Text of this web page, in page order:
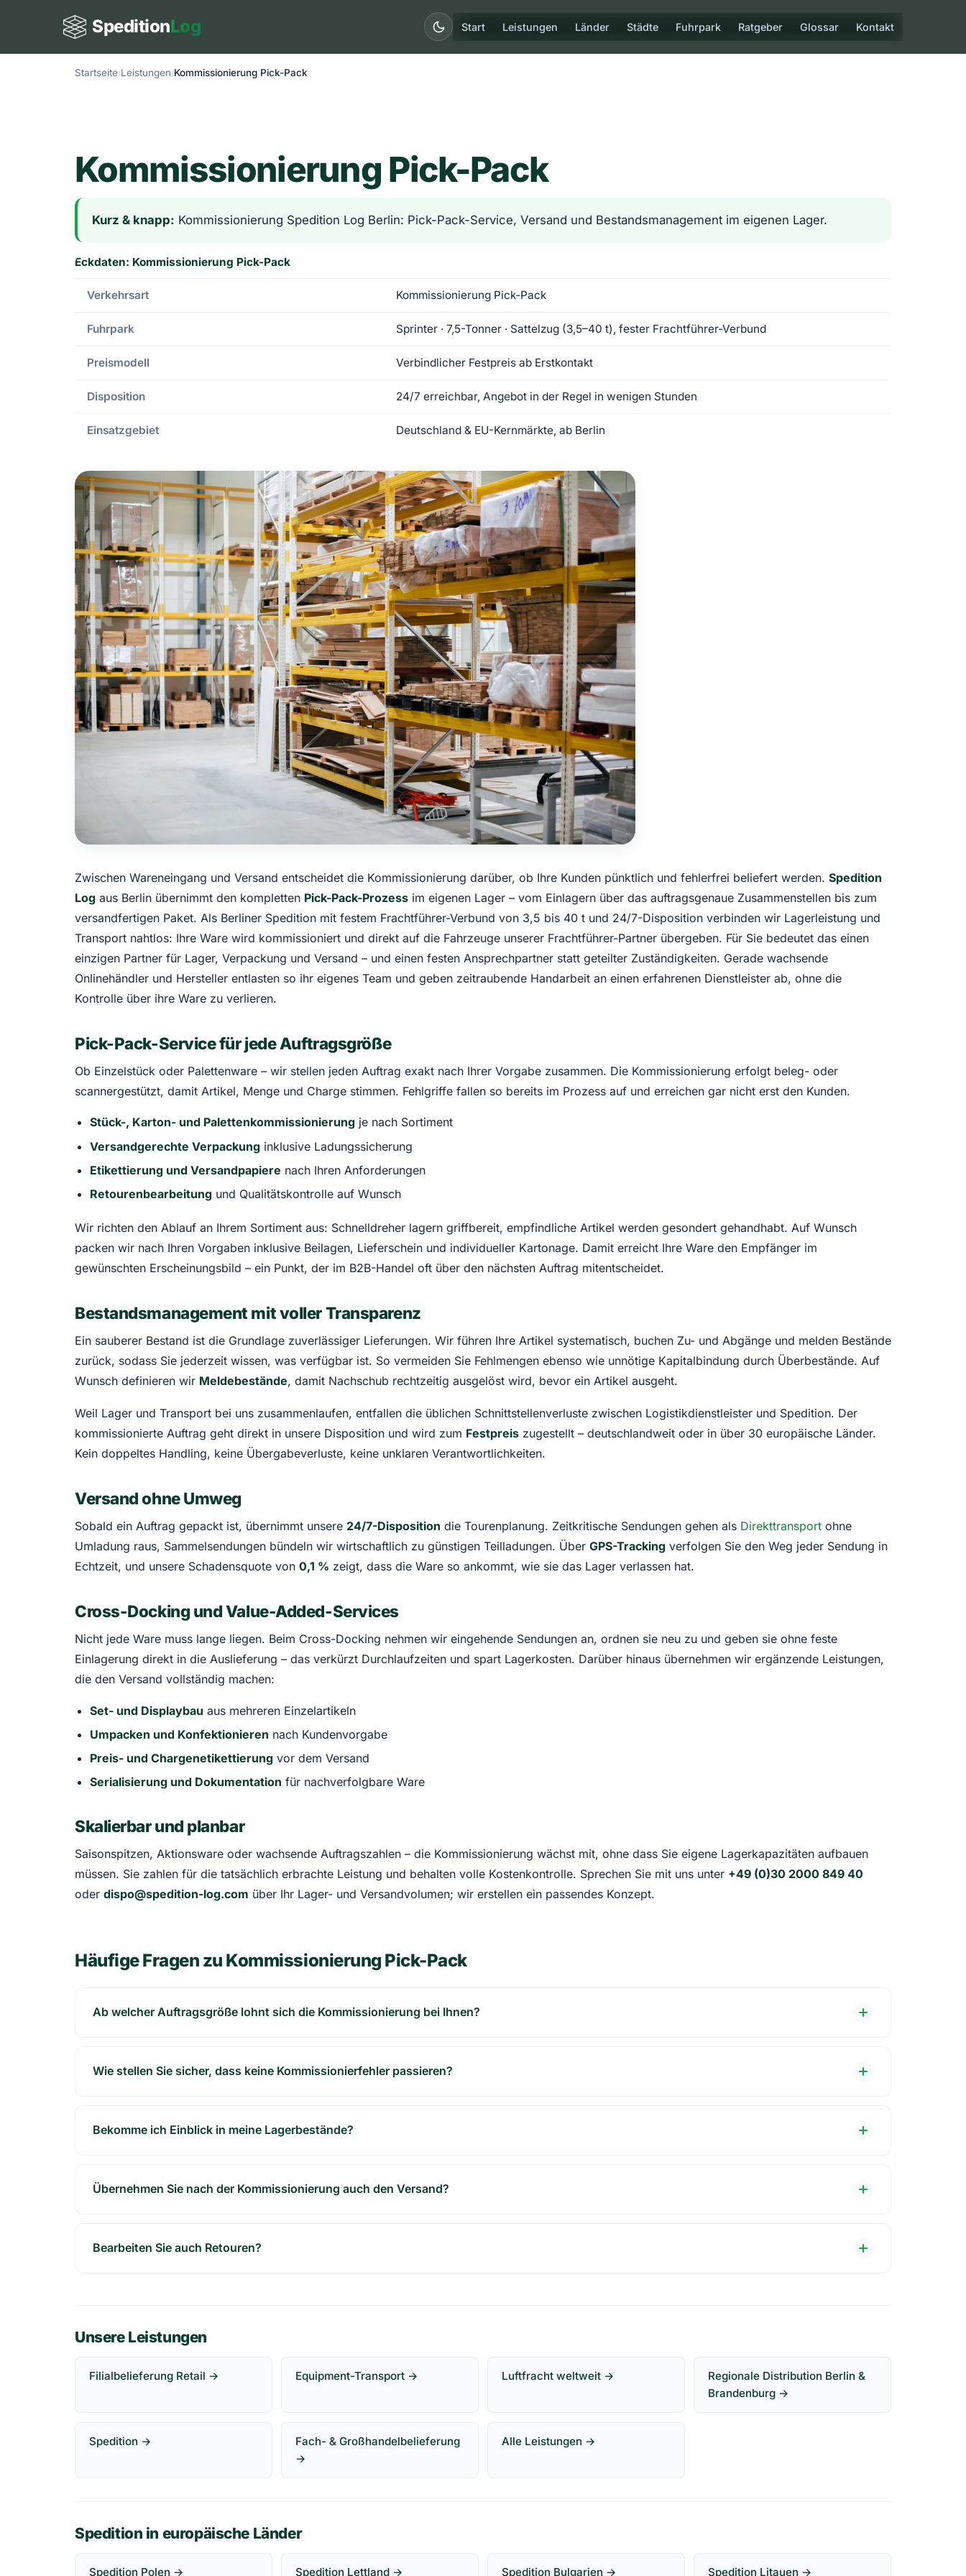
SpeditionLog Start Leistungen Länder Städte Fuhrpark Ratgeber Glossar Kontakt
Startseite Leistungen Kommissionierung Pick-Pack
Kommissionierung Pick-Pack
Kurz & knapp: Kommissionierung Spedition Log Berlin: Pick-Pack-Service, Versand und Bestandsmanagement im eigenen Lager.
Eckdaten: Kommissionierung Pick-Pack
Verkehrsart Kommissionierung Pick-Pack
Fuhrpark Sprinter · 7,5-Tonner · Sattelzug (3,5–40 t), fester Frachtführer-Verbund
Preismodell Verbindlicher Festpreis ab Erstkontakt
Disposition 24/7 erreichbar, Angebot in der Regel in wenigen Stunden
Einsatzgebiet Deutschland & EU-Kernmärkte, ab Berlin
Zwischen Wareneingang und Versand entscheidet die Kommissionierung darüber, ob Ihre Kunden pünktlich und fehlerfrei beliefert werden. Spedition
Log aus Berlin übernimmt den kompletten Pick-Pack-Prozess im eigenen Lager – vom Einlagern über das auftragsgenaue Zusammenstellen bis zum
versandfertigen Paket. Als Berliner Spedition mit festem Frachtführer-Verbund von 3,5 bis 40 t und 24/7-Disposition verbinden wir Lagerleistung und
Transport nahtlos: Ihre Ware wird kommissioniert und direkt auf die Fahrzeuge unserer Frachtführer-Partner übergeben. Für Sie bedeutet das einen
einzigen Partner für Lager, Verpackung und Versand – und einen festen Ansprechpartner statt geteilter Zuständigkeiten. Gerade wachsende
Onlinehändler und Hersteller entlasten so ihr eigenes Team und geben zeitraubende Handarbeit an einen erfahrenen Dienstleister ab, ohne die
Kontrolle über ihre Ware zu verlieren.
Pick-Pack-Service für jede Auftragsgröße
Ob Einzelstück oder Palettenware – wir stellen jeden Auftrag exakt nach Ihrer Vorgabe zusammen. Die Kommissionierung erfolgt beleg- oder
scannergestützt, damit Artikel, Menge und Charge stimmen. Fehlgriffe fallen so bereits im Prozess auf und erreichen gar nicht erst den Kunden.
Stück-, Karton- und Palettenkommissionierungje nach Sortiment
Versandgerechte Verpackunginklusive Ladungssicherung
Etikettierung und Versandpapiere nach Ihren Anforderungen
Retourenbearbeitungund Qualitätskontrolle auf Wunsch
Wir richten den Ablauf an Ihrem Sortiment aus: Schnelldreher lagern griffbereit, empfindliche Artikel werden gesondert gehandhabt. Auf Wunsch
packen wir nach Ihren Vorgaben inklusive Beilagen, Lieferschein und individueller Kartonage. Damit erreicht Ihre Ware den Empfänger im
gewünschten Erscheinungsbild – ein Punkt, der im B2B-Handel oft über den nächsten Auftrag mitentscheidet.
Bestandsmanagement mit voller Transparenz
Ein sauberer Bestand ist die Grundlage zuverlässiger Lieferungen. Wir führen Ihre Artikel systematisch, buchen Zu- und Abgänge und melden Bestände
zurück, sodass Sie jederzeit wissen, was verfügbar ist. So vermeiden Sie Fehlmengen ebenso wie unnötige Kapitalbindung durch Überbestände. Auf
Wunsch definieren wir Meldebestände, damit Nachschub rechtzeitig ausgelöst wird, bevor ein Artikel ausgeht.
Weil Lager und Transport bei uns zusammenlaufen, entfallen die üblichen Schnittstellenverluste zwischen Logistikdienstleister und Spedition. Der
kommissionierte Auftrag geht direkt in unsere Disposition und wird zum Festpreis zugestellt – deutschlandweit oder in über 30 europäische Länder.
Kein doppeltes Handling, keine Übergabeverluste, keine unklaren Verantwortlichkeiten.
Versand ohne Umweg
Sobald ein Auftrag gepackt ist, übernimmt unsere 24/7-Disposition die Tourenplanung. Zeitkritische Sendungen gehen als Direkttransport ohne
Umladung raus, Sammelsendungen bündeln wir wirtschaftlich zu günstigen Teilladungen. Über GPS-Tracking verfolgen Sie den Weg jeder Sendung in
Echtzeit, und unsere Schadensquote von 0,1 % zeigt, dass die Ware so ankommt, wie sie das Lager verlassen hat.
Cross-Docking und Value-Added-Services
Nicht jede Ware muss lange liegen. Beim Cross-Docking nehmen wir eingehende Sendungen an, ordnen sie neu zu und geben sie ohne feste
Einlagerung direkt in die Auslieferung – das verkürzt Durchlaufzeiten und spart Lagerkosten. Darüber hinaus übernehmen wir ergänzende Leistungen,
die den Versand vollständig machen:
Set- und Displaybau aus mehreren Einzelartikeln
Umpacken und Konfektionieren nach Kundenvorgabe
Preis- und Chargenetikettierungvor dem Versand
Serialisierung und Dokumentation für nachverfolgbare Ware
Skalierbar und planbar
Saisonspitzen, Aktionsware oder wachsende Auftragszahlen – die Kommissionierung wächst mit, ohne dass Sie eigene Lagerkapazitäten aufbauen
müssen. Sie zahlen für die tatsächlich erbrachte Leistung und behalten volle Kostenkontrolle. Sprechen Sie mit uns unter +49 (0)30 2000 849 40
oder dispo@spedition-log.com über Ihr Lager- und Versandvolumen; wir erstellen ein passendes Konzept.
Häufige Fragen zu Kommissionierung Pick-Pack
Ab welcher Auftragsgröße lohnt sich die Kommissionierung bei Ihnen?
Wie stellen Sie sicher, dass keine Kommissionierfehler passieren?
Bekomme ich Einblick in meine Lagerbestände?
Übernehmen Sie nach der Kommissionierung auch den Versand?
Bearbeiten Sie auch Retouren?
Unsere Leistungen
Filialbelieferung Retail → Equipment-Transport → Luftfracht weltweit →
Regionale Distribution Berlin &
Brandenburg →
Spedition →
Fach- & Großhandelbelieferung
→
Alle Leistungen →
Spedition in europäische Länder
Spedition Polen → Spedition Lettland → Spedition Bulgarien → Spedition Litauen →